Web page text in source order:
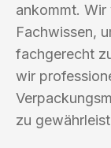
ankommt.
Fachwissen,
fachgerecht
wir
zu